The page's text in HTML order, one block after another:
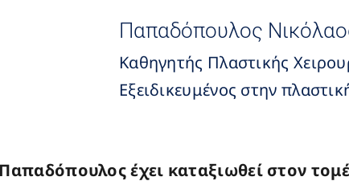
Παπαδόπουλος
Καθηγητής Πλαστικής
Εξειδικευμένος στην
έχει καταξιωθεί στον